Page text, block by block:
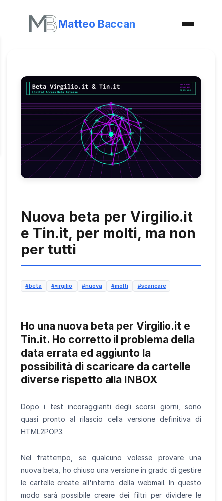
Matteo Baccan
Nuova beta per Virgilio.it
e Tin.it, per molti, ma non
per tutti
#beta #virgilio #nuova #molti #scaricare
Ho una nuova beta per Virgilio.it e
Tin.it. Ho corretto il problema della
data errata ed aggiunto la
possibilità di scaricare da cartelle
diverse rispetto alla INBOX
Dopo i test incoraggianti degli scorsi giorni, sono
quasi pronto al rilascio della versione definitiva di
HTML2POP3.
Nel frattempo, se qualcuno volesse provare una
nuova beta, ho chiuso una versione in grado di gestire
le cartelle create all'interno della webmail. In questo
modo sarà possibile creare dei filtri per dividere le